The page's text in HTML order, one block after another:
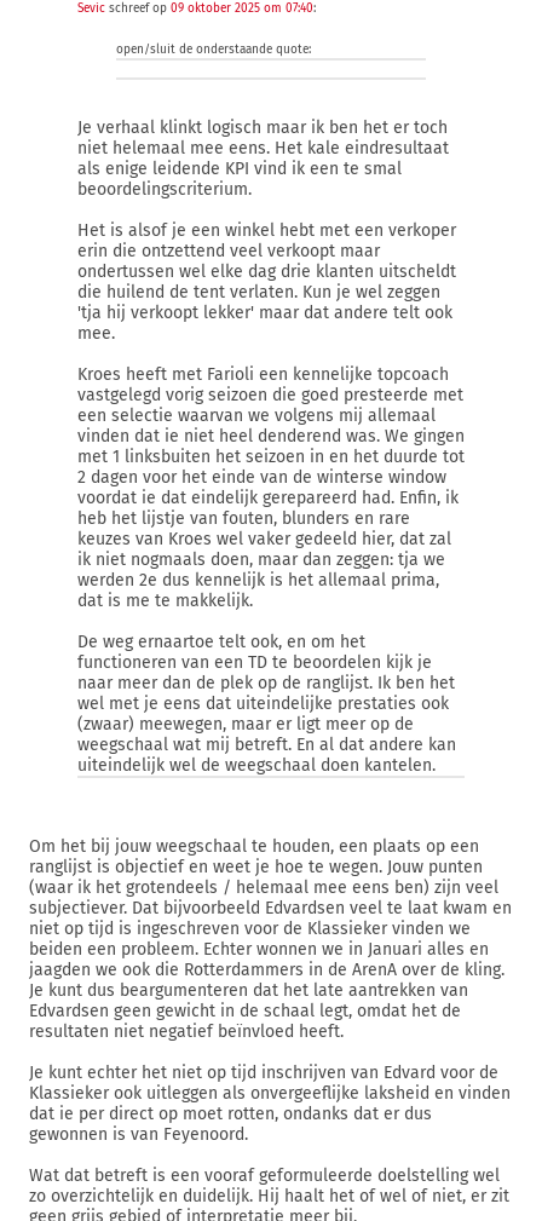
Sevic schreef op 09 oktober 2025 om 07:40:
open/sluit de onderstaande quote:
Je verhaal klinkt logisch maar ik ben het er toch
niet helemaal mee eens. Het kale eindresultaat
als enige leidende KPI vind ik een te smal
beoordelingscriterium.
Het is alsof je een winkel hebt met een verkoper
erin die ontzettend veel verkoopt maar
ondertussen wel elke dag drie klanten uitscheldt
die huilend de tent verlaten. Kun je wel zeggen
'tja hij verkoopt lekker' maar dat andere telt ook
mee.
Kroes heeft met Farioli een kennelijke topcoach
vastgelegd vorig seizoen die goed presteerde met
een selectie waarvan we volgens mij allemaal
vinden dat ie niet heel denderend was. We gingen
met 1 linksbuiten het seizoen in en het duurde tot
2 dagen voor het einde van de winterse window
voordat ie dat eindelijk gerepareerd had. Enfin, ik
heb het lijstje van fouten, blunders en rare
keuzes van Kroes wel vaker gedeeld hier, dat zal
ik niet nogmaals doen, maar dan zeggen: tja we
werden 2e dus kennelijk is het allemaal prima,
dat is me te makkelijk.
De weg ernaartoe telt ook, en om het
functioneren van een TD te beoordelen kijk je
naar meer dan de plek op de ranglijst. Ik ben het
wel met je eens dat uiteindelijke prestaties ook
(zwaar) meewegen, maar er ligt meer op de
weegschaal wat mij betreft. En al dat andere kan
uiteindelijk wel de weegschaal doen kantelen.
Om het bij jouw weegschaal te houden, een plaats op een
ranglijst is objectief en weet je hoe te wegen. Jouw punten
(waar ik het grotendeels / helemaal mee eens ben) zijn veel
subjectiever. Dat bijvoorbeeld Edvardsen veel te laat kwam en
niet op tijd is ingeschreven voor de Klassieker vinden we
beiden een probleem. Echter wonnen we in Januari alles en
jaagden we ook die Rotterdammers in de ArenA over de kling.
Je kunt dus beargumenteren dat het late aantrekken van
Edvardsen geen gewicht in de schaal legt, omdat het de
resultaten niet negatief beïnvloed heeft.
Je kunt echter het niet op tijd inschrijven van Edvard voor de
Klassieker ook uitleggen als onvergeeflijke laksheid en vinden
dat ie per direct op moet rotten, ondanks dat er dus
gewonnen is van Feyenoord.
Wat dat betreft is een vooraf geformuleerde doelstelling wel
zo overzichtelijk en duidelijk. Hij haalt het of wel of niet, er zit
geen grijs gebied of interpretatie meer bij.